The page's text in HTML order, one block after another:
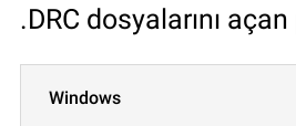
.DRC dosyalarını
Windows